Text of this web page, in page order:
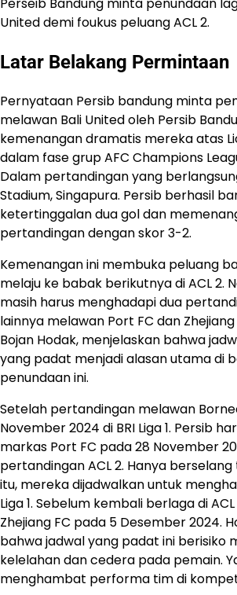
United demi foukus peluang ACL 2.
Latar Belakang Permintaan
Pernyataan Persib bandung minta
melawan Bali United oleh Persib
kemenangan dramatis mereka atas
dalam fase grup AFC Champions
Dalam pertandingan yang
Stadium, Singapura. Persib berhasil
ketertinggalan dua gol dan
pertandingan dengan skor 3-2.
Kemenangan ini membuka peluang
melaju ke babak berikutnya di ACL 2.
masih harus menghadapi dua
lainnya melawan Port FC dan Zhejiang
Bojan Hodak, menjelaskan bahwa
yang padat menjadi alasan utama di
penundaan ini.
Setelah pertandingan melawan
November 2024 di BRI Liga 1. Persib
markas Port FC pada 28 November
pertandingan ACL 2. Hanya
itu, mereka dijadwalkan untuk
Liga 1. Sebelum kembali berlaga di
Zhejiang FC pada 5 Desember 2024.
bahwa jadwal yang padat ini berisiko
kelelahan dan cedera pada pemain.
menghambat performa tim di